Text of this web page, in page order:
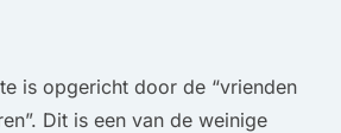
is opgericht door de “vrienden
Dit is een van de weinige